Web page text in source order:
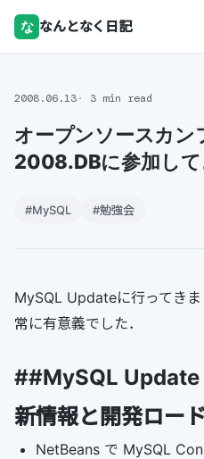
な なんとなく日記
2008.06.13 3 min read
オープンソースカン
2008.DBに参加して
#MySQL #勉強会
MySQL Updateに行ってき
常に有意義でした．
##MySQL
新情報と開発ロー
NetBeans で MySQL